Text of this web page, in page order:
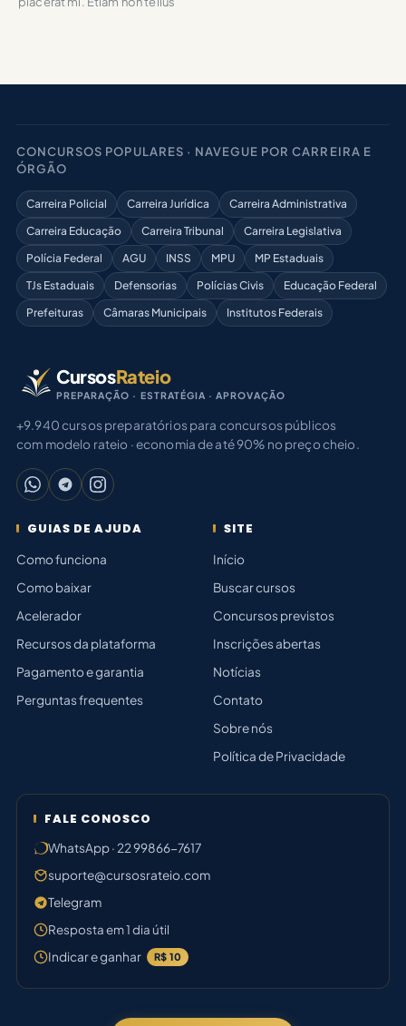
CONCURSOS POPULARES · NAVEGUE POR CARREIRA E
ÓRGÃO
Carreira Policial Carreira Jurídica
Carreira Administrativa
Carreira Educação
Carreira Tribunal
Carreira Legislativa
Polícia Federal
AGU INSS MPU
MP Estaduais
TJs Estaduais
Defensorias Polícias Civis
Educação Federal
Prefeituras
Câmaras Municipais Institutos Federais
CursosRateio
PREPARAÇÃO · ESTRATÉGIA · APROVAÇÃO
+9.940 cursos preparatórios para concursos públicos
com modelo rateio · economia de até 90% no preço cheio.
GUIAS DE AJUDA
Como funciona
Como baixar
Acelerador
Recursos da plataforma
Pagamento e garantia
Perguntas frequentes
SITE
Início
Buscar cursos
Concursos previstos
Inscrições abertas
Notícias
Contato
Sobre nós
Política de Privacidade
FALE CONOSCO
WhatsApp · 22 99866-7617
suporte@cursosrateio.com
Telegram
Resposta em 1 dia útil
Indicar e ganhar
R$ 10